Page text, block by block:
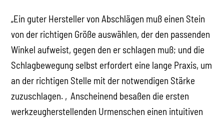
„Ein guter Hersteller von Abschlägen muß einen Stein
von der richtigen Größe auswählen, der den passenden
Winkel aufweist, gegen den er schlagen muß; und die
Schlagbewegung selbst erfordert eine lange Praxis, um
an der richtigen Stelle mit der notwendigen Stärke
zuzuschlagen. ‚Anscheinend besaßen die ersten
werkzeugherstellenden Urmenschen einen intuitiven